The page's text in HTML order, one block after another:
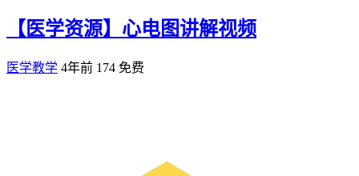
【医学资源】心电图讲解视频
医学教学 4年前 174 免费